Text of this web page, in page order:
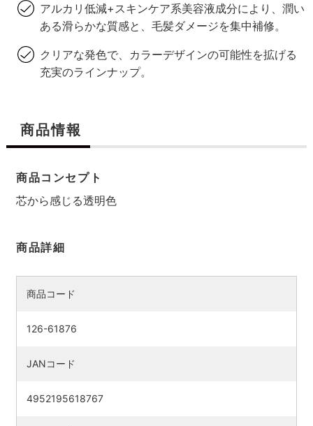
アルカリ低減+スキンケア系美容液成分により、潤い
ある滑らかな質感と、毛髪ダメージを集中補修。
クリアな発色で、カラーデザインの可能性を拡げる
充実のラインナップ。
商品情報
商品コンセプト
芯から感じる透明色
商品詳細
商品コード
126-61876
JANコード
4952195618767